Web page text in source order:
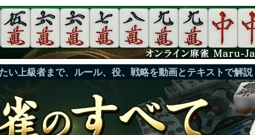
い上級者まで、ルール、役、戦略を動画とテキストで解説